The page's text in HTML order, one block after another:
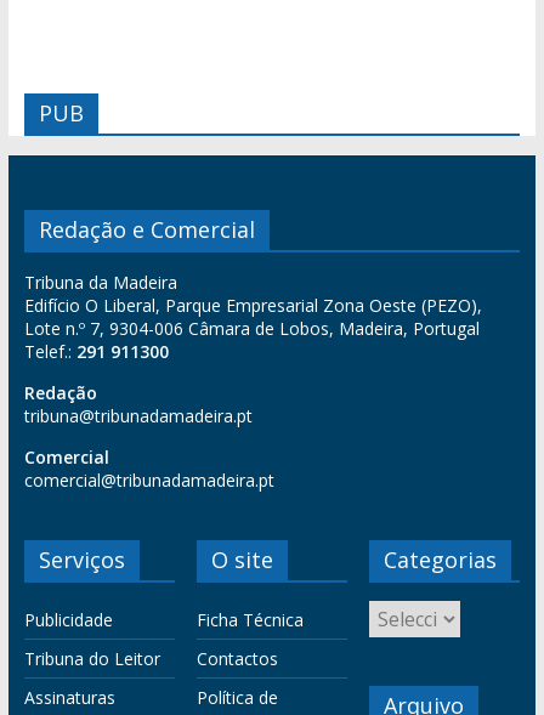
PUB
Redação e Comercial
Tribuna da Madeira
Edifício O Liberal, Parque Empresarial Zona Oeste (PEZO),
Lote n.º 7, 9304-006 Câmara de Lobos, Madeira, Portugal
Telef.: 291 911300
Redação
tribuna@tribunadamadeira.pt
Comercial
comercial@tribunadamadeira.pt
Serviços
Publicidade
Tribuna do Leitor
Assinaturas
O site
Ficha Técnica
Contactos
Política de
Categorias
Arquivo